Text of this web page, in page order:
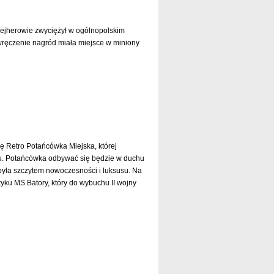
zwyciężył w ogólnopolskim
nagród miała miejsce w miniony
Retro Potańcówka Miejska, której
Potańcówka odbywać się będzie w duchu
szczytem nowoczesności i luksusu. Na
MS Batory, który do wybuchu II wojny